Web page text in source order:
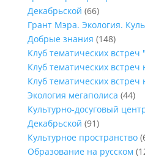
Декабрьской (66)
Грант Мэра. Экология.
Добрые знания (148)
Клуб тематических
Клуб тематических встреч
Клуб тематических встреч
Экология мегаполиса (44)
Культурно-досуговый
Декабрьской (91)
Культурное пространство
Образование на русском